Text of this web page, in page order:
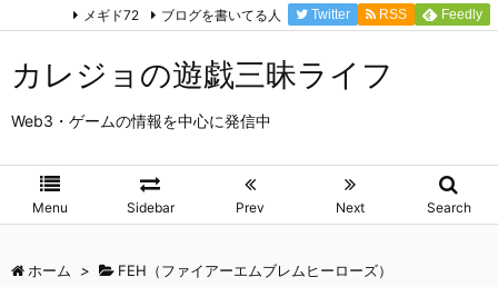
カレジョの遊戯三昧ライフ
Web3・ゲームの情報を中心に発信中
Menu Sidebar Prev Next Search
メギド72 ブログを書いてる人 Twitter RSS Feedly
ホーム > FEH（ファイアーエムブレムヒーローズ）